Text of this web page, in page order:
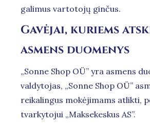
galimus vartotojų ginčus.
Gavėjai, kuriems
asmens duomenys
„Sonne Shop OÜ” yra asmens
valdytojas, „Sonne Shop OÜ”
reikalingus mokėjimams atlikti,
tvarkytojui „Maksekeskus AS”.